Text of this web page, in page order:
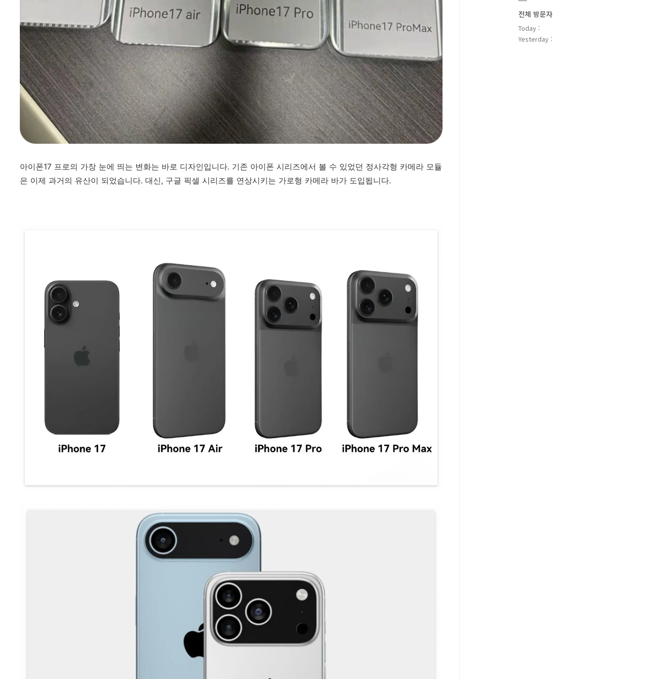
아이폰17 프로의 가장 눈에 띄는 변화는 바로 디자인입니다. 기존 아이폰 시리즈에서 볼 수 있었던 정사각형 카메라 모듈
은 이제 과거의 유산이 되었습니다. 대신, 구글 픽셀 시리즈를 연상시키는 가로형 카메라 바가 도입됩니다.
전체 방문자
Today :
Yesterday :